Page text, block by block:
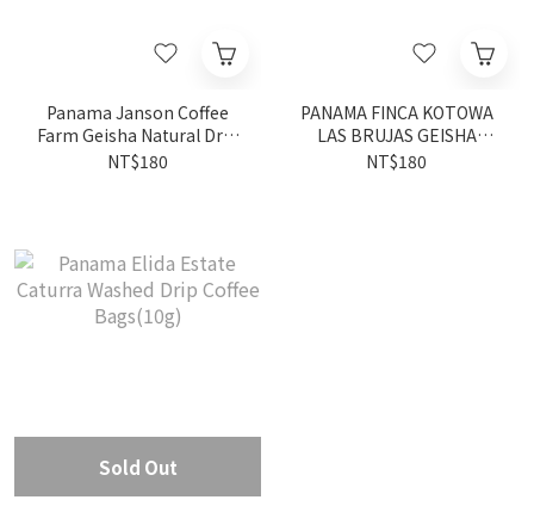
Panama Janson Coffee
Farm Geisha Natural Drip
Coffee Bags(10g)
NT$180
PANAMA FINCA KOTOWA
LAS BRUJAS GEISHA
NATURAL Drip Coffee
NT$180
Sold Out